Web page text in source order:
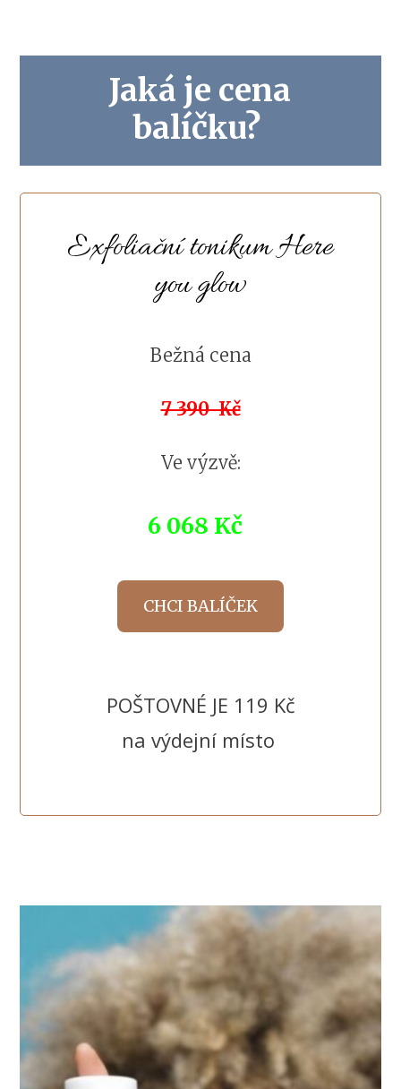
Jaká je cena
balíčku?
Exfoliační tonikum Here
you glow
Bežná cena
7 390 Kč
Ve výzvě:
6 068 Kč
CHCI BALÍČEK
POŠTOVNÉ JE 119 Kč
na výdejní místo